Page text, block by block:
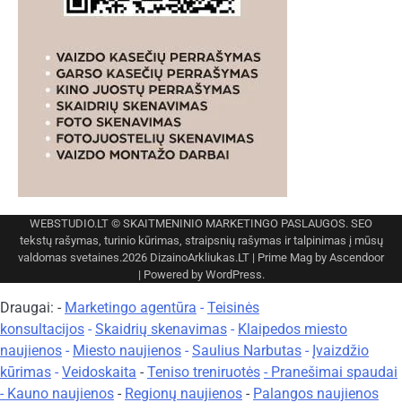
WEBSTUDIO.LT © SKAITMENINIO MARKETINGO PASLAUGOS. SEO
tekstų rašymas, turinio kūrimas, straipsnių rašymas ir talpinimas į mūsų
valdomas svetaines.2026 DizainoArkliukas.LT | Prime Mag by Ascendoor
| Powered by WordPress.
Draugai: - Marketingo agentūra - Teisinės
konsultacijos - Skaidrių skenavimas - Klaipedos miesto
naujienos - Miesto naujienos - Saulius Narbutas - Įvaizdžio
kūrimas - Veidoskaita - Teniso treniruotės - Pranešimai spaudai
- Kauno naujienos - Regionų naujienos - Palangos naujienos